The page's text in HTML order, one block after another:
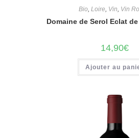
Bio Loire Vin Vin
Domaine de Serol Eclat
14,90€
Ajouter au